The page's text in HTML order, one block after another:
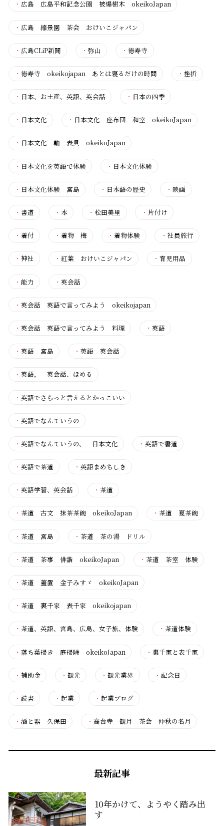
・ 広島 広島平和記念公園 被爆樹木 okeikoJapan
・ 広島 縮景園 茶会 おけいこジャパン
・ 広島CLiP新聞 ・弥山 ・徳寿寺
・ 徳寿寺 okeikojapan あとは寝るだけの時間 ・挫折
・ 日本、お土産、英語、英会話 ・ 日本の四季
・ 日本文化 ・ 日本文化 座布団 和室 okeikoJapan
・ 日本文化 軸 表具 okeikoJapan
・ 日本文化を英語で体験 ・ 日本文化体験
・ 日本文化体験 宮島 ・ 日本語の歴史 ・映画
・ 書道 ・本 ・ 松田美里 ・ 片付け
・ 着付 ・着物 梅 ・着物体験 ・ 社員旅行
・ 神社 ・紅葉 おけいこジャパン ・育児用品
・ 能力 ・英会話
・ 英会話 英語で言ってみよう okeikojapan
・ 英会話 英語で言ってみよう 料理 ・英語
・ 英語 宮島 ・英語 英会話
・ 英語， 英会話、ほめる
・ 英語でさらっと言えるとかっこいい
・ 英語でなんていうの
・ 英語でなんていうの、 日本文化 ・英語で書道
・ 英語で茶道 ・英語まめちしき
・ 英語学習、英会話 ・茶道
・ 茶道 古文 抹茶茶碗 okeikoJapan ・茶道 夏茶碗
・ 茶道 宮島 ・茶道 茶の湯 ドリル
・ 茶道 茶事 俳諧 okeikoJapan ・茶道 茶室 体験
・ 茶道 蓋置 金子みすゞ okeikoJapan
・ 茶道 裏千家 表千家 okeikojapan
・ 茶道、英語、宮島、広島、女子旅、体験 ・茶道体験
・ 落ち葉掃き 庭掃除 okeikoJapan ・裏千家と表千家
・ 補助金 ・観光 ・観光業界 ・ 記念日
・ 読書 ・起業 ・起業ブログ
・ 酒と器 久保田 ・高台寺 観月 茶会 仲秋の名月
最新記事
10年かけて、ようやく踏み出
す